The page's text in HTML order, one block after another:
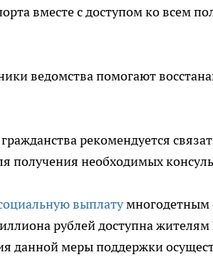
вместе с доступом ко всем
ведомства помогают
рекомендуется
получения необходимых
выплатумногодетным
рублей доступна
данной меры поддержки